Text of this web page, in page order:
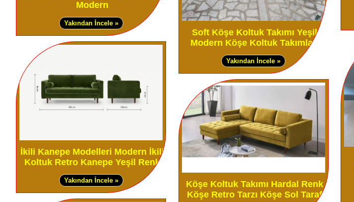
Modern
Yakından İncele »
İkili Kanepe Modelleri Modern İkili
Koltuk Retro Kanepe Yeşil Renk
Yakından İncele »
Soft Köşe Koltuk Takımı Yeşil
Modern Köşe Koltuk Takımları
Yakından İncele »
Köşe Koltuk Takımı Hardal Renk
Köşe Retro Tarzı Köşe Sol Taraf